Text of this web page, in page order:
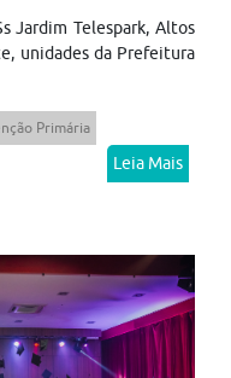
Jardim Telespark, Altos
unidades da Prefeitura
Primária
Leia Mais